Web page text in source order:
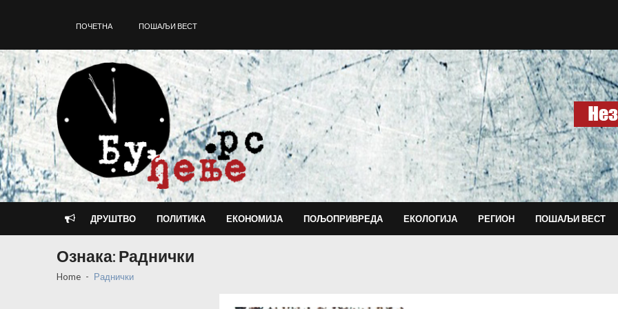
ПОЧЕТНА ПОШАЉИ ВЕСТ
ДРУШТВО ПОЛИТИКА ЕКОНОМИЈА ПОЉОПРИВРЕДА ЕКОЛОГИЈА РЕГИОН ПОШАЉИ ВЕСТ
Ознака: Раднички
Home Раднички